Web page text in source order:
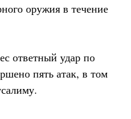
оружия в течение
ответный удар по
пять атак, в том